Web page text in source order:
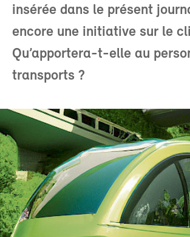
insérée dans le présent
encore une initiative sur le
Qu’apportera-t-elle au
transports ?